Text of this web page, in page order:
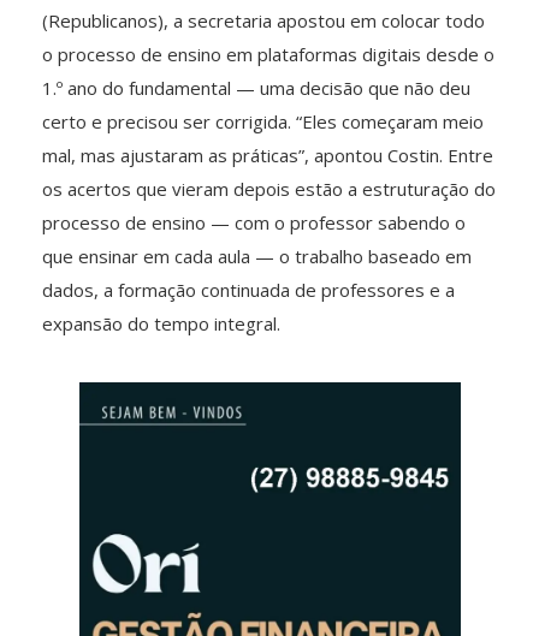
(Republicanos), a secretaria apostou em colocar todo
o processo de ensino em plataformas digitais desde o
1.º ano do fundamental — uma decisão que não deu
certo e precisou ser corrigida. “Eles começaram meio
mal, mas ajustaram as práticas”, apontou Costin. Entre
os acertos que vieram depois estão a estruturação do
processo de ensino — com o professor sabendo o
que ensinar em cada aula — o trabalho baseado em
dados, a formação continuada de professores e a
expansão do tempo integral.